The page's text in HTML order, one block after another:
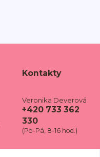
Kontakty
Veronika Deverová
+420 733 362
330
(Po-Pá, 8-16 hod.)